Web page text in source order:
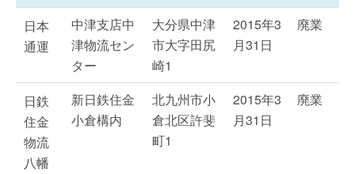
日本
通運
中津支店中
津物流セン
ター
大分県中津
市大字田尻
崎1
2015年3
月31日
廃業
日鉄
住金
物流
八幡
新日鉄住金
小倉構内
北九州市小
倉北区許斐
町1
2015年3
月31日
廃業